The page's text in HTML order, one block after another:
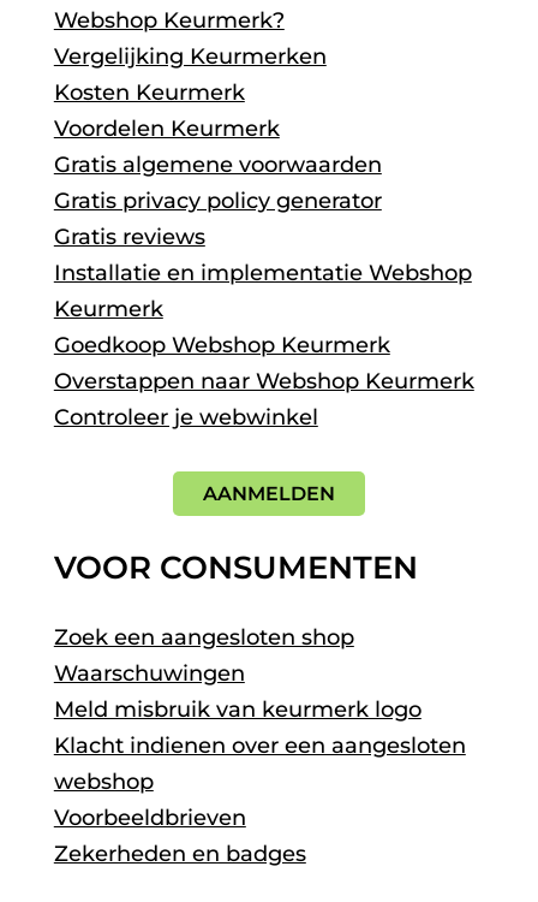
Webshop Keurmerk?
Vergelijking Keurmerken
Kosten Keurmerk
Voordelen Keurmerk
Gratis algemene voorwaarden
Gratis privacy policy generator
Gratis reviews
Installatie en implementatie Webshop
Keurmerk
Goedkoop Webshop Keurmerk
Overstappen naar Webshop Keurmerk
Controleer je webwinkel
AANMELDEN
VOOR CONSUMENTEN
Zoek een aangesloten shop
Waarschuwingen
Meld misbruik van keurmerk logo
Klacht indienen over een aangesloten
webshop
Voorbeeldbrieven
Zekerheden en badges